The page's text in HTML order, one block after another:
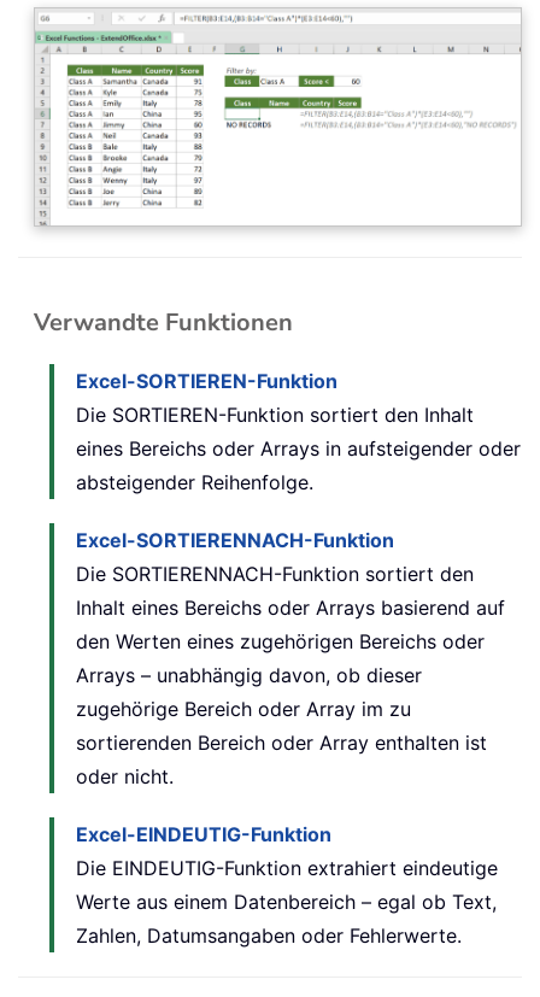
Verwandte Funktionen
Excel-SORTIEREN-Funktion
Die SORTIEREN-Funktion sortiert den Inhalt
eines Bereichs oder Arrays in aufsteigender oder
absteigender Reihenfolge.
Excel-SORTIERENNACH-Funktion
Die SORTIERENNACH-Funktion sortiert den
Inhalt eines Bereichs oder Arrays basierend auf
den Werten eines zugehörigen Bereichs oder
Arrays – unabhängig davon, ob dieser
zugehörige Bereich oder Array im zu
sortierenden Bereich oder Array enthalten ist
oder nicht.
Excel-EINDEUTIG-Funktion
Die EINDEUTIG-Funktion extrahiert eindeutige
Werte aus einem Datenbereich – egal ob Text,
Zahlen, Datumsangaben oder Fehlerwerte.